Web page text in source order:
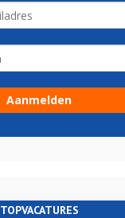
TOPVACATURES